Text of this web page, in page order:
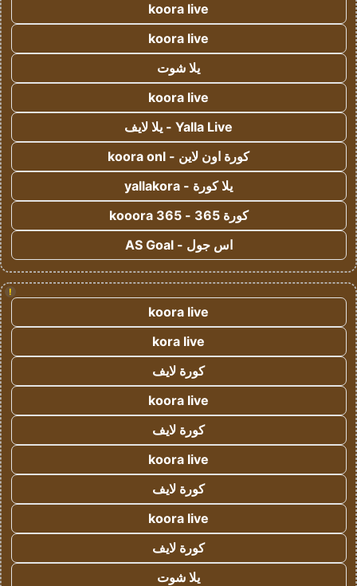
koora live
koora live
يلا شوت
koora live
Yalla Live - يلا لايف
كورة اون لاين - koora onl
يلا كورة - yallakora
كورة 365 - kooora 365
اس جول - AS Goal
!
koora live
kora live
كورة لايف
koora live
كورة لايف
koora live
كورة لايف
koora live
كورة لايف
يلا شوت